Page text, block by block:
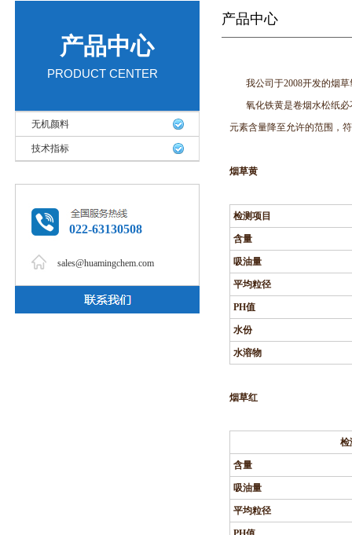
产品中心
PRODUCT CENTER
无机颜料
技术指标
022-63130508
sales@huamingchem.com
产品中心
我公司于2008开发的烟草
氧化铁黄是卷烟水松纸必
元素含量降至允许的范围，
烟草黄
检测项目
含量
吸油量
平均粒径
PH值
水份
水溶物
烟草红
检
含量
吸油量
平均粒径